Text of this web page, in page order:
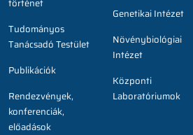
történet
Tudományos
Tanácsadó Testület
Publikációk
Rendezvények,
konferenciák,
előadások
Genetikai Intézet
Növénybiológiai
Intézet
Központi
Laboratóriumok